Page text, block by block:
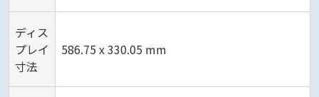
ディス
プレイ
寸法
586.75 x 330.05 mm